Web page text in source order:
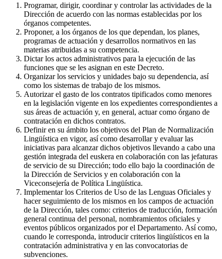
Programar, dirigir, coordinar y controlar las actividades de la
Dirección de acuerdo con las normas establecidas por los
órganos competentes.
Proponer, a los órganos de los que dependan, los planes,
programas de actuación y desarrollos normativos en las
materias atribuidas a su competencia.
Dictar los actos administrativos para la ejecución de las
funciones que se les asignan en este Decreto.
Organizar los servicios y unidades bajo su dependencia, así
como los sistemas de trabajo de los mismos.
Autorizar el gasto de los contratos tipificados como menores
en la legislación vigente en los expedientes correspondientes a
sus áreas de actuación y, en general, actuar como órgano de
contratación en dichos contratos.
Definir en su ámbito los objetivos del Plan de Normalización
Lingüística en vigor, así como desarrollar y evaluar las
iniciativas para alcanzar dichos objetivos llevando a cabo una
gestión integrada del euskera en colaboración con las jefaturas
de servicio de su Dirección; todo ello bajo la coordinación de
la Dirección de Servicios y en colaboración con la
Viceconsejería de Política Lingüística.
Implementar los Criterios de Uso de las Lenguas Oficiales y
hacer seguimiento de los mismos en los campos de actuación
de la Dirección, tales como: criterios de traducción, formación
general continua del personal, nombramientos oficiales y
eventos públicos organizados por el Departamento. Así como,
cuando le corresponda, introducir criterios lingüísticos en la
contratación administrativa y en las convocatorias de
subvenciones.